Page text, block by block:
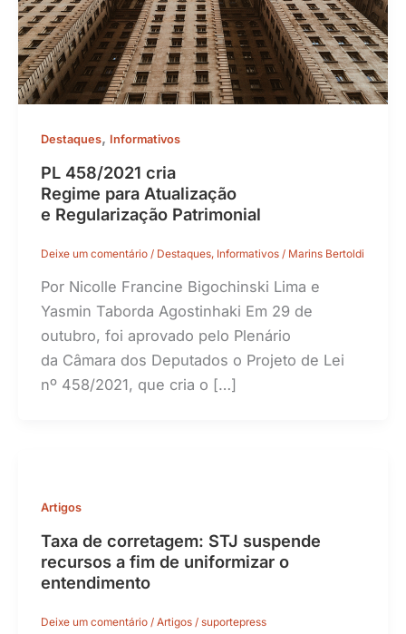
Destaques, Informativos
PL 458/2021 cria
Regime para Atualização
e Regularização Patrimonial
Deixe um comentário / Destaques, Informativos/ Marins Bertoldi
Por Nicolle Francine Bigochinski Lima e
Yasmin Taborda Agostinhaki Em 29 de
outubro, foi aprovado pelo Plenário
da Câmara dos Deputados o Projeto de Lei
nº 458/2021, que cria o […]
Artigos
Taxa de corretagem: STJ suspende
recursos a fim de uniformizar o
entendimento
Deixe um comentário / Artigos/ suportepress